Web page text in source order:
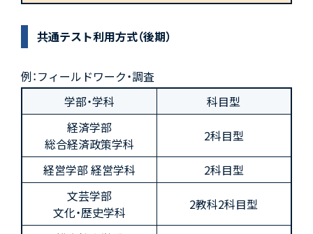
共通テスト利用方式（後期）
例：フィールドワーク・調査
学部・学科
科目型
経済学部
総合経済政策学科
2科目型
経営学部 経営学科
2科目型
文芸学部
文化・歴史学科
2教科2科目型